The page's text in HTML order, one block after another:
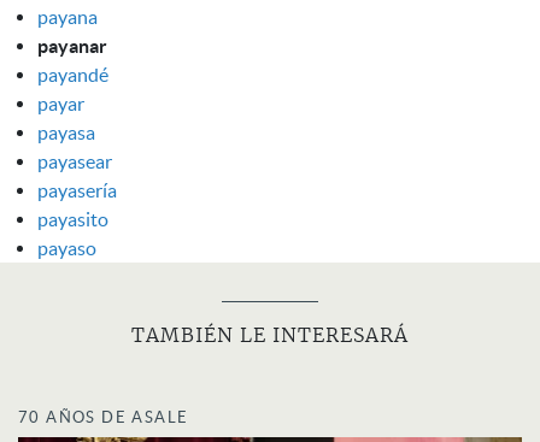
payana
payanar
payandé
payar
payasa
payasear
payasería
payasito
payaso
TAMBIÉN LE INTERESARÁ
70 AÑOS DE ASALE